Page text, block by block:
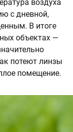
воздуха
с дневной,
В итоге
объектах —
потеют линзы
помещение.